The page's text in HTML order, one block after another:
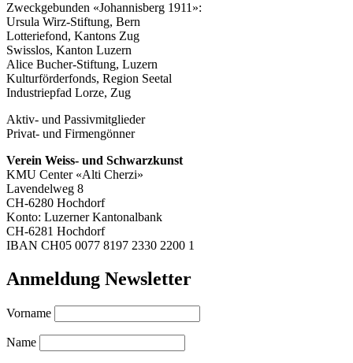
Zweckgebunden «Johannisberg 1911»:
Ursula Wirz-Stiftung, Bern
Lotteriefond, Kantons Zug
Swisslos, Kanton Luzern
Alice Bucher-Stiftung, Luzern
Kulturförderfonds, Region Seetal
Industriepfad Lorze, Zug
Aktiv- und Passivmitglieder
Privat- und Firmengönner
Verein Weiss- und Schwarzkunst
KMU Center «Alti Cherzi»
Lavendelweg 8
CH-6280 Hochdorf
Konto: Luzerner Kantonalbank
CH-6281 Hochdorf
IBAN CH05 0077 8197 2330 2200 1
Anmeldung Newsletter
Vorname
Name